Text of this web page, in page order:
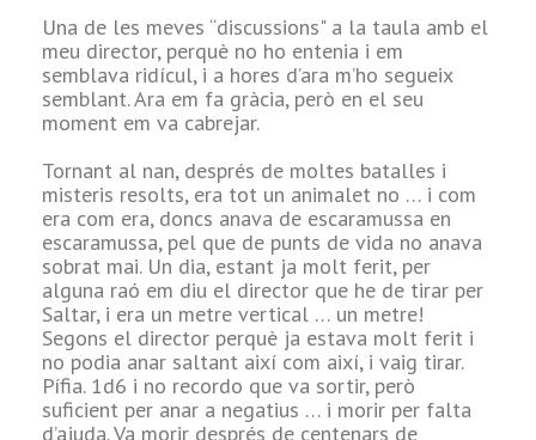
a
:
I
I com no, el de
“Benedicció de
Fada" o “Bàlsam
de Curació", que
sempre aporten a
un personatge
d'armes.
6.- Quin és el teu
ésser irracional o
mitològic preferit?
Agaliaretph … no
es el motiu, però
és la meva
“bestiola" per
excel·lència.
Una de les meves “discussions" a la taula amb el
meu director, perquè no ho entenia i em
semblava ridícul, i a hores d’ara m’ho segueix
semblant. Ara em fa gràcia, però en el seu
moment em va cabrejar.
Tornant al nan, després de moltes batalles i
misteris resolts, era tot un animalet no … i com
era com era, doncs anava de escaramussa en
escaramussa, pel que de punts de vida no anava
sobrat mai. Un dia, estant ja molt ferit, per
alguna raó em diu el director que he de tirar per
Saltar, i era un metre vertical … un metre!
Segons el director perquè ja estava molt ferit i
no podia anar saltant així com així, i vaig tirar.
Pífia. 1d6 i no recordo que va sortir, però
suficient per anar a negatius … i morir per falta
d’ajuda. Va morir després de centenars de